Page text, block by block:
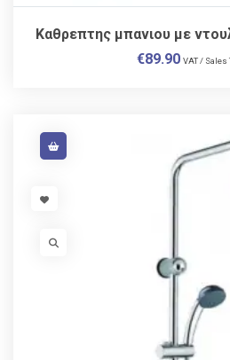
Kαθρεπτης μπανιου με
€89.90 VAT / Sales
VISIT LINK
VISIT LINK